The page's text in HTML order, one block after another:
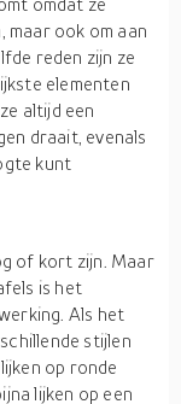
maar ook om aan
reden zijn ze
elementen
altijd een
draait, evenals
kunt
of kort zijn. Maar
is het
Als het
stijlen
op ronde
lijken op een